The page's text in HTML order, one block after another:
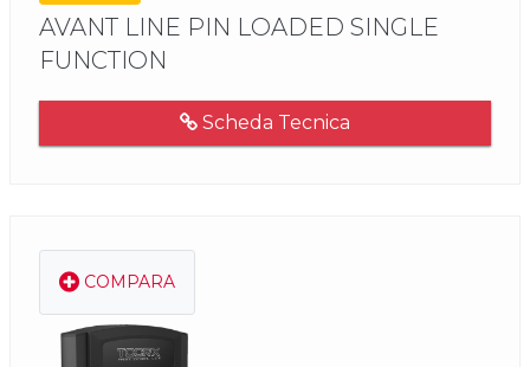
AVANT LINE PIN LOADED SINGLE
FUNCTION
Scheda Tecnica
COMPARA